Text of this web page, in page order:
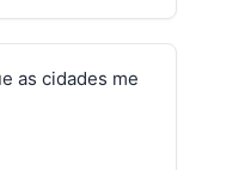
as cidades me